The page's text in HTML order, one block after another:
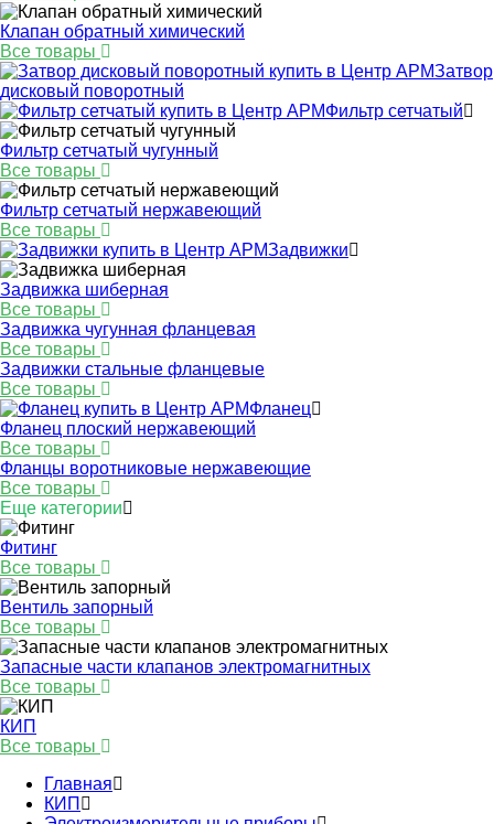
Клапан обратный химический
Все товары
Затвор
дисковый поворотный
Фильтр сетчатый
Фильтр сетчатый чугунный
Все товары
Фильтр сетчатый нержавеющий
Все товары
Задвижки
Задвижка шиберная
Все товары
Задвижка чугунная фланцевая
Все товары
Задвижки стальные фланцевые
Все товары
Фланец
Фланец плоский нержавеющий
Все товары
Фланцы воротниковые нержавеющие
Все товары
Еще категории
Фитинг
Все товары
Вентиль запорный
Все товары
Запасные части клапанов электромагнитных
Все товары
КИП
Все товары
Главная
КИП